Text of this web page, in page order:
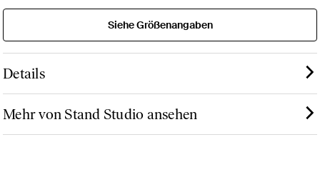
Siehe Größenangaben
Details
Mehr von Stand Studio ansehen